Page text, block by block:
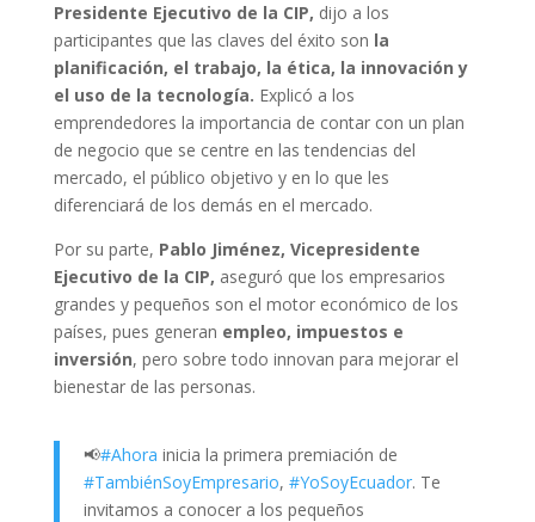
Presidente Ejecutivo de la CIP, dijo a los
participantes que las claves del éxito son la
planificación, el trabajo, la ética, la innovación y
el uso de la tecnología. Explicó a los
emprendedores la importancia de contar con un plan
de negocio que se centre en las tendencias del
mercado, el público objetivo y en lo que les
diferenciará de los demás en el mercado.
Por su parte, Pablo Jiménez, Vicepresidente
Ejecutivo de la CIP, aseguró que los empresarios
grandes y pequeños son el motor económico de los
países, pues generan empleo, impuestos e
inversión, pero sobre todo innovan para mejorar el
bienestar de las personas.
📢#Ahora inicia la primera premiación de
#TambiénSoyEmpresario, #YoSoyEcuador. Te
invitamos a conocer a los pequeños